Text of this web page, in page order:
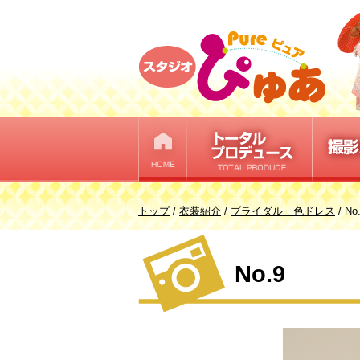
現
在
位
置：
トップ/衣装紹介/ブライダル 色ドレス/
No.9